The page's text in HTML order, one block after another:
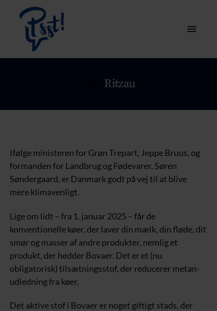
Ritzau
Ifølge ministeren for Grøn Trepart, Jeppe Bruus, og
formanden for Landbrug og Fødevarer, Søren
Søndergaard, er Danmark godt på vej til at blive
mere klimavenligt.
Lige om lidt – fra 1. januar 2025 – får de
konventionelle køer, der laver din mælk, din fløde, dit
smør og masser af andre produkter, nemlig et
produkt, der hedder Bovaer. Det er et (nu
obligatorisk) tilsætningsstof, der reducerer metan-
udledning fra køer.
Det aktive stof i Bovaer er noget giftigt stads, der